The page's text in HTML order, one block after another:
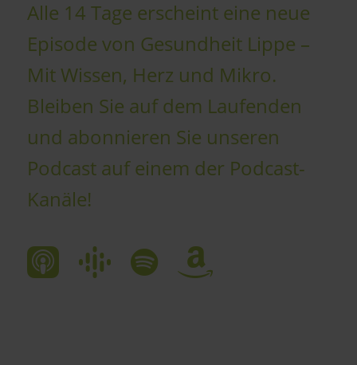
Alle 14 Tage erscheint eine neue
Episode von Gesundheit Lippe –
Mit Wissen, Herz und Mikro.
Bleiben Sie auf dem Laufenden
und abonnieren Sie unseren
Podcast auf einem der Podcast-
Kanäle!